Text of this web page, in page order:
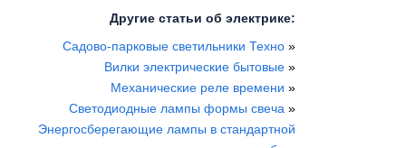
Другие статьи об электрике:
Садово-парковые светильники Техно»
Вилки электрические бытовые»
Механические реле времени »
Светодиодные лампы формы свеча »
Энергосберегающие лампы в стандартной